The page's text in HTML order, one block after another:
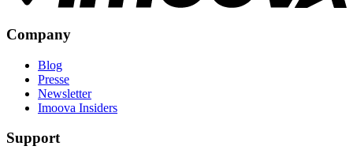
Company
Blog
Presse
Newsletter
Imoova Insiders
Support